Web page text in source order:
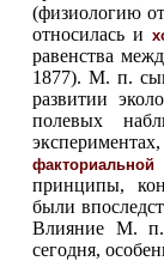
(физиологию
относилась и
равенства
1877). М. п.
развитии
полевых
принципы,
были
Влияние М. п.
сегодня,